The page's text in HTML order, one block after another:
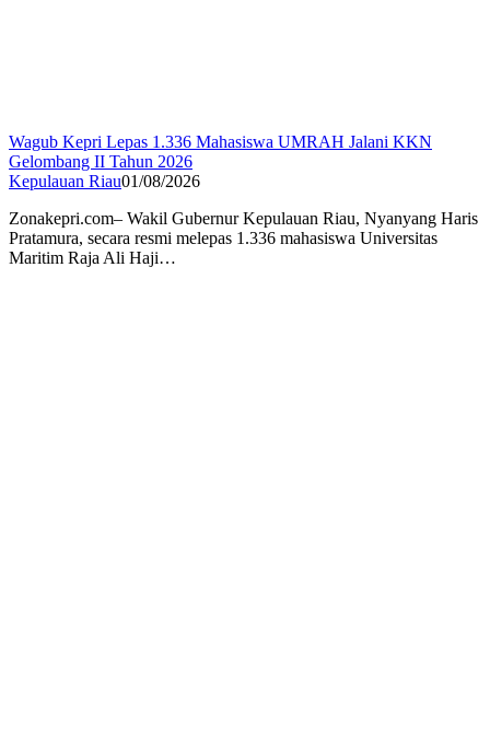
Wagub Kepri Lepas 1.336 Mahasiswa UMRAH Jalani KKN
Gelombang II Tahun 2026
Kepulauan Riau01/08/2026
Zonakepri.com– Wakil Gubernur Kepulauan Riau, Nyanyang Haris
Pratamura, secara resmi melepas 1.336 mahasiswa Universitas
Maritim Raja Ali Haji…